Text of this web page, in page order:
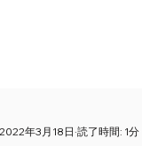
2022年3月18日 読了時間: 1分